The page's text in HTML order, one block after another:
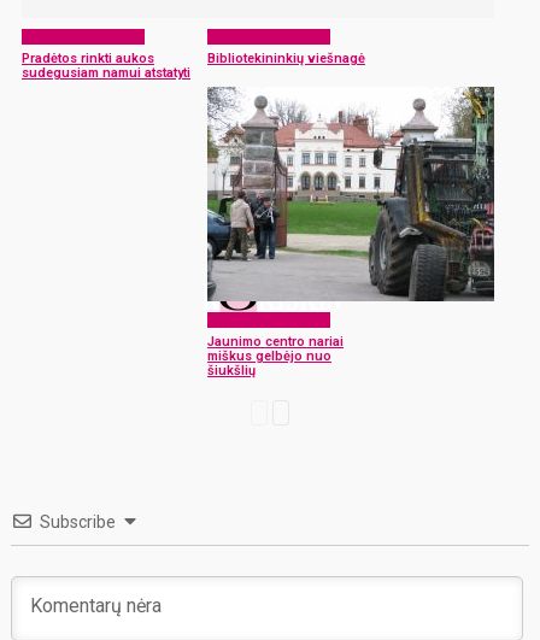
Pradėtos rinkti aukos
sudegusiam namui atstatyti
Bibliotekininkių viešnagė
Jaunimo centro nariai
miškus gelbėjo nuo
šiukšlių
Subscribe